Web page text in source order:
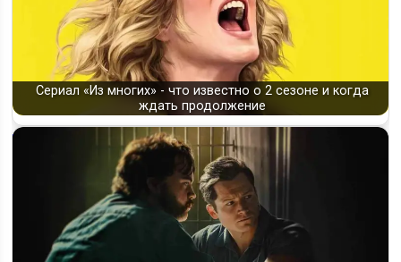
Сериал «Из многих» - что известно о 2 сезоне и когда
ждать продолжение